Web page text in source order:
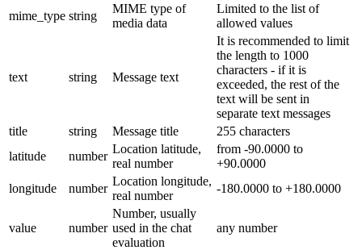
mime_type string
MIME type of
media data
Limited to the list of
allowed values
text string Message text
It is recommended to limit
the length to 1000
characters - if it is
exceeded, the rest of the
text will be sent in
separate text messages
title
string Message title
255 characters
latitude
number
Location latitude,
real number
from -90.0000 to
+90.0000
longitude
number
Location longitude,
real number
-180.0000 to +180.0000
value number
Number, usually
used in the chat
evaluation
any number